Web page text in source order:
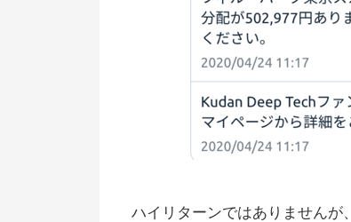
ハイリターンではありませんが、